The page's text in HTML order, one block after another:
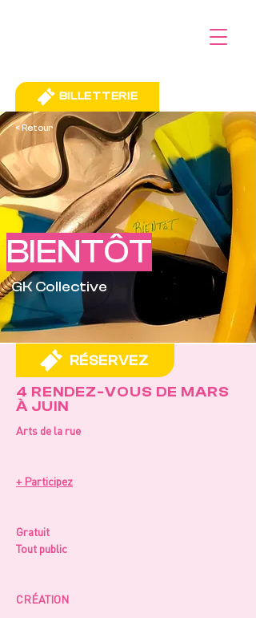
BILLETTERIE
< Retour
BIENTÔT
GK Collective
RÉSERVEZ
4 RENDEZ-VOUS DE MARS
À JUIN
Arts de la rue
+ Participez
Gratuit
Tout public
CRÉATION